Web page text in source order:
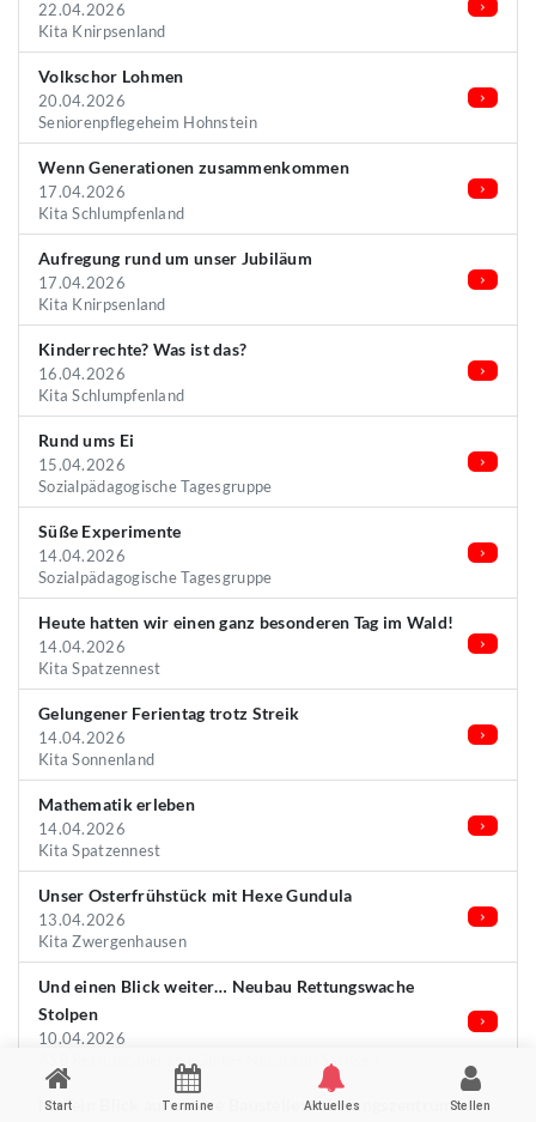
22.04.2026
Kita Knirpsenland
Volkschor Lohmen
20.04.2026
Seniorenpflegeheim Hohnstein
Wenn Generationen zusammenkommen
17.04.2026
Kita Schlumpfenland
Aufregung rund um unser Jubiläum
17.04.2026
Kita Knirpsenland
Kinderrechte? Was ist das?
16.04.2026
Kita Schlumpfenland
Rund ums Ei
15.04.2026
Sozialpädagogische Tagesgruppe
Süße Experimente
14.04.2026
Sozialpädagogische Tagesgruppe
Heute hatten wir einen ganz besonderen Tag im Wald!
14.04.2026
Kita Spatzennest
Gelungener Ferientag trotz Streik
14.04.2026
Kita Sonnenland
Mathematik erleben
14.04.2026
Kita Spatzennest
Unser Osterfrühstück mit Hexe Gundula
13.04.2026
Kita Zwergenhausen
Und einen Blick weiter… Neubau Rettungswache
Stolpen
10.04.2026
ASB Rettungsdienst-gGmbH Neustadt/Sachsen
Mal ein Blick auf unsere Baustelle: Schulungszentrum
Start Termine Aktuelles Stellen